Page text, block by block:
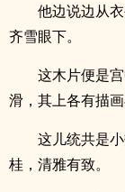
他边说边从
齐雪眼下。
这木片便是
滑，其上各有描
这儿统共是
桂，清雅有致。